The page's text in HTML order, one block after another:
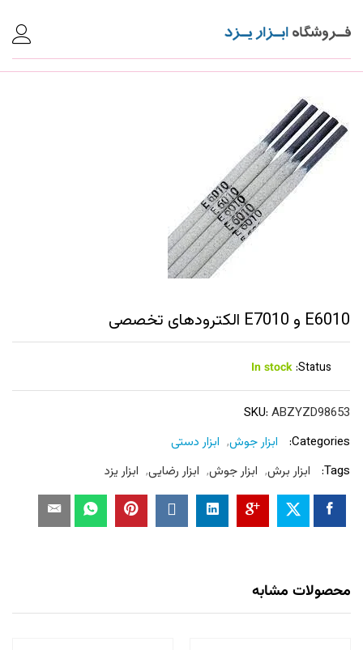
E6010 و E7010 الکترودهای تخصصی
Status:
In stock
SKU: ABZYZD98653
Categories:
ابزار جوش, ابزار دستی
Tags:
ابزار برش, ابزار جوش, ابزار رضایی, ابزار یزد
محصولات مشابه